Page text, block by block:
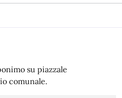
su piazzale
comunale.